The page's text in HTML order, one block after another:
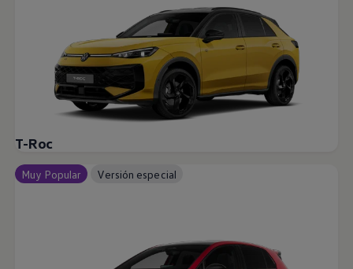
T-Roc
Muy Popular Versión especial